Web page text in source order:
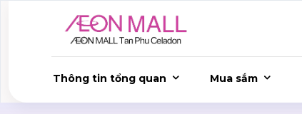
Thông tin tổng quan Mua sắm